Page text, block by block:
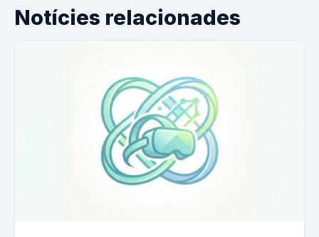
Notícies relacionades